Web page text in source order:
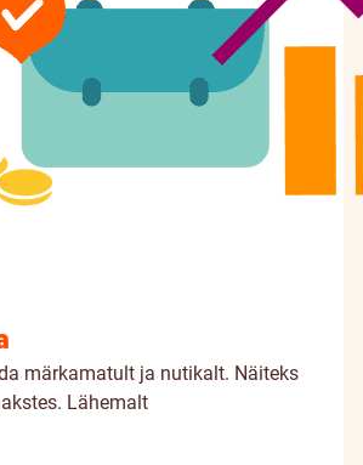
märkamatult ja nutikalt. Näiteks
Lähemalt